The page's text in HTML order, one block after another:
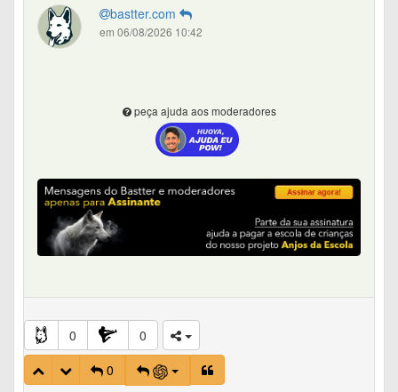
bastter.com
em 06/08/2026 10:42
peça ajuda aos moderadores
0
0
0